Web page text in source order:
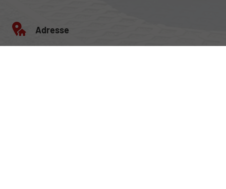
Adresse